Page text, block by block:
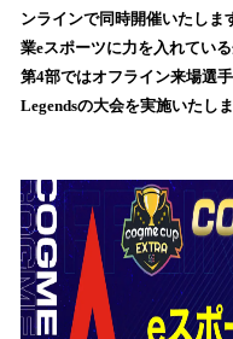
込
み
中
で
ンラインで同時開催いたしま
業eスポーツに力を入れてい
第4部ではオフライン来場選
Legendsの大会を実施いたしま